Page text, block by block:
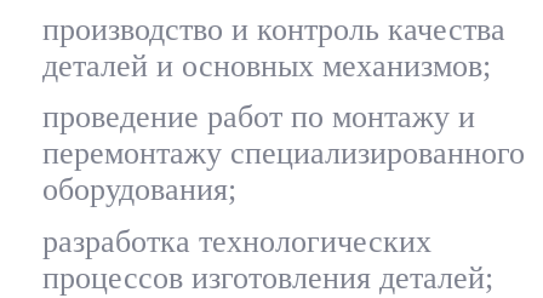
производство и контроль качества
деталей и основных механизмов;
проведение работ по монтажу и
перемонтажу специализированного
оборудования;
разработка технологических
процессов изготовления деталей;